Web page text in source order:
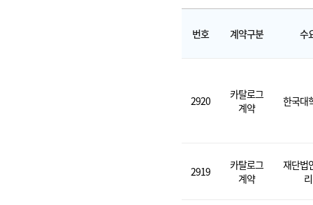
번호 계약구분 수
2920
카탈로그
계약
한국대
2919
카탈로그
계약
재단법